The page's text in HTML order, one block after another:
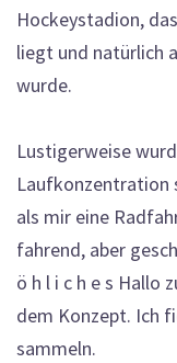
Hockeystadion,
liegt und natürlich
wurde.
Lustigerweise
Laufkonzentration
als mir eine
fahrend, aber
ö h l i c h e s Hallo
dem Konzept. Ich
sammeln.